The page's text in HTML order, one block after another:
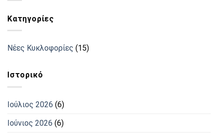
Kατηγορίες
Νέες Κυκλοφορίες (15)
Ιστορικό
Ιούλιος 2026 (6)
Ιούνιος 2026 (6)